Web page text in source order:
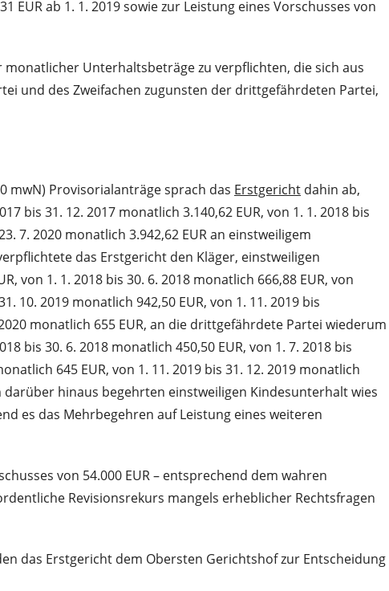
EUR ab 1. 1. 2019 sowie zur Leistung eines Vorschusses von
Unterhaltsbeträge zu verpflichten, die sich aus
und des Zweifachen zugunsten der drittgefährdeten Partei,
mwN) Provisorialanträge sprach das Erstgericht dahin ab,
bis 31. 12. 2017 monatlich 3.140,62 EUR, von 1. 1. 2018 bis
7. 2020 monatlich 3.942,62 EUR an einstweiligem
das Erstgericht den Kläger, einstweiligen
von 1. 1. 2018 bis 30. 6. 2018 monatlich 666,88 EUR, von
10. 2019 monatlich 942,50 EUR, von 1. 11. 2019 bis
monatlich 655 EUR, an die drittgefährdete Partei wiederum
bis 30. 6. 2018 monatlich 450,50 EUR, von 1. 7. 2018 bis
645 EUR, von 1. 11. 2019 bis 31. 12. 2019 monatlich
darüber hinaus begehrten einstweiligen Kindesunterhalt wies
es das Mehrbegehren auf Leistung eines weiteren
von 54.000 EUR – entsprechend dem wahren
Revisionsrekurs mangels erheblicher Rechtsfragen
das Erstgericht dem Obersten Gerichtshof zur Entscheidung